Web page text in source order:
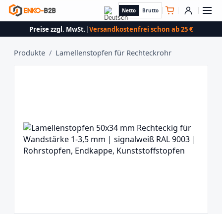
Netto Brutto
Preise zzgl. MwSt. |Versandkostenfrei schon ab 25 €
Produkte / Lamellenstopfen für Rechteckrohr